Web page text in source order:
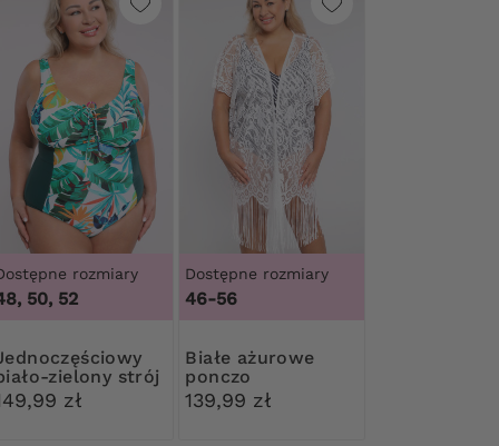
rozmiary
50, 52
zielony strój
liście
zł
Dostępne rozmiary
46-56
Białe ażurowe
ponczo
139,99 zł